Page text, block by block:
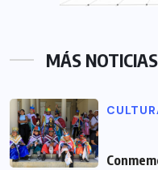
MÁS NOTICIAS